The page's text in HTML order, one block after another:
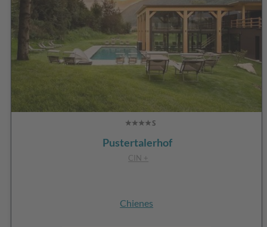
Pustertalerhof
CIN +
Chienes